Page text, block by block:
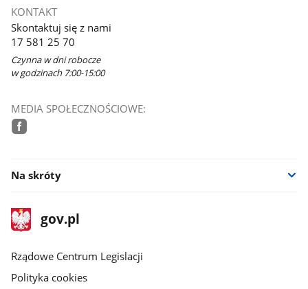
KONTAKT
Skontaktuj się z nami
17 581 25 70
Czynna w dni robocze
w godzinach 7:00-15:00
MEDIA SPOŁECZNOŚCIOWE:
Na skróty
stopka
gov.plStrona
gov.pl
Rządowe Centrum Legislacji
Polityka cookies